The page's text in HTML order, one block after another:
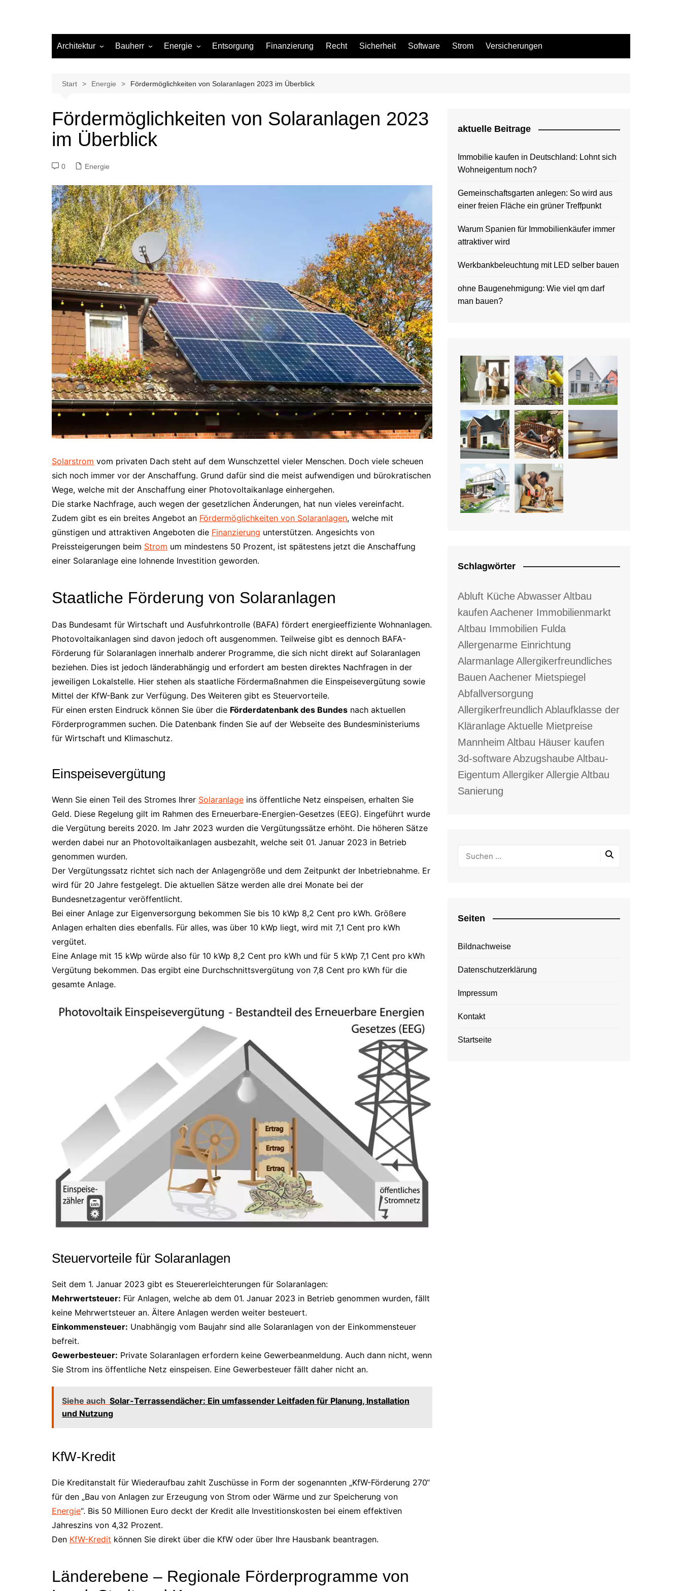
Architektur Bauherr
Beleuchtung
Büro
Materialien
Ökologisch bauen
Hygiene
Energie
Gas
Entsorgung Finanzierung Recht Sicherheit Software Strom Versicherungen
Start Energie Fördermöglichkeiten von Solaranlagen 2023 im Überblick
Fördermöglichkeiten von Solaranlagen 2023
im Überblick
0 Energie
Solarstrom vom privaten Dach steht auf dem Wunschzettel vieler Menschen. Doch viele scheuen
sich noch immer vor der Anschaffung. Grund dafür sind die meist aufwendigen und bürokratischen
Wege, welche mit der Anschaffung einer Photovoltaikanlage einhergehen.
Die starke Nachfrage, auch wegen der gesetzlichen Änderungen, hat nun vieles vereinfacht.
Zudem gibt es ein breites Angebot an Fördermöglichkeiten von Solaranlagen, welche mit
günstigen und attraktiven Angeboten die Finanzierung unterstützen. Angesichts von
Preissteigerungen beim Strom um mindestens 50 Prozent, ist spätestens jetzt die Anschaffung
einer Solaranlage eine lohnende Investition geworden.
Staatliche Förderung von Solaranlagen
Das Bundesamt für Wirtschaft und Ausfuhrkontrolle (BAFA) fördert energieeffiziente Wohnanlagen.
Photovoltaikanlagen sind davon jedoch oft ausgenommen. Teilweise gibt es dennoch BAFA-
Förderung für Solaranlagen innerhalb anderer Programme, die sich nicht direkt auf Solaranlagen
beziehen. Dies ist jedoch länderabhängig und erfordert am besten direktes Nachfragen in der
jeweiligen Lokalstelle. Hier stehen als staatliche Fördermaßnahmen die Einspeisevergütung sowie
Mittel der KfW-Bank zur Verfügung. Des Weiteren gibt es Steuervorteile.
Für einen ersten Eindruck können Sie über die Förderdatenbank des Bundes nach aktuellen
Förderprogrammen suchen. Die Datenbank finden Sie auf der Webseite des Bundesministeriums
für Wirtschaft und Klimaschutz.
Einspeisevergütung
Wenn Sie einen Teil des Stromes Ihrer Solaranlage ins öffentliche Netz einspeisen, erhalten Sie
Geld. Diese Regelung gilt im Rahmen des Erneuerbare-Energien-Gesetzes (EEG). Eingeführt wurde
die Vergütung bereits 2020. Im Jahr 2023 wurden die Vergütungssätze erhöht. Die höheren Sätze
werden dabei nur an Photovoltaikanlagen ausbezahlt, welche seit 01. Januar 2023 in Betrieb
genommen wurden.
Der Vergütungssatz richtet sich nach der Anlagengröße und dem Zeitpunkt der Inbetriebnahme. Er
wird für 20 Jahre festgelegt. Die aktuellen Sätze werden alle drei Monate bei der
Bundesnetzagentur veröffentlicht.
Bei einer Anlage zur Eigenversorgung bekommen Sie bis 10 kWp 8,2 Cent pro kWh. Größere
Anlagen erhalten dies ebenfalls. Für alles, was über 10 kWp liegt, wird mit 7,1 Cent pro kWh
vergütet.
Eine Anlage mit 15 kWp würde also für 10 kWp 8,2 Cent pro kWh und für 5 kWp 7,1 Cent pro kWh
Vergütung bekommen. Das ergibt eine Durchschnittsvergütung von 7,8 Cent pro kWh für die
gesamte Anlage.
Steuervorteile für Solaranlagen
Seit dem 1. Januar 2023 gibt es Steuererleichterungen für Solaranlagen:
Mehrwertsteuer: Für Anlagen, welche ab dem 01. Januar 2023 in Betrieb genommen wurden, fällt
keine Mehrwertsteuer an. Ältere Anlagen werden weiter besteuert.
Einkommensteuer: Unabhängig vom Baujahr sind alle Solaranlagen von der Einkommensteuer
befreit.
Gewerbesteuer: Private Solaranlagen erfordern keine Gewerbeanmeldung. Auch dann nicht, wenn
Sie Strom ins öffentliche Netz einspeisen. Eine Gewerbesteuer fällt daher nicht an.
Siehe auch Solar-Terrassendächer: Ein umfassender Leitfaden für Planung, Installation
und Nutzung
KfW-Kredit
Die Kreditanstalt für Wiederaufbau zahlt Zuschüsse in Form der sogenannten „KfW-Förderung 270“
für den „Bau von Anlagen zur Erzeugung von Strom oder Wärme und zur Speicherung von
Energie“. Bis 50 Millionen Euro deckt der Kredit alle Investitionskosten bei einem effektiven
Jahreszins von 4,32 Prozent.
Den KfW-Kredit können Sie direkt über die KfW oder über Ihre Hausbank beantragen.
Länderebene – Regionale Förderprogramme von
aktuelle Beitrage
Immobilie kaufen in Deutschland: Lohnt sich
Wohneigentum noch?
Gemeinschaftsgarten anlegen: So wird aus
einer freien Fläche ein grüner Treffpunkt
Warum Spanien für Immobilienkäufer immer
attraktiver wird
Werkbankbeleuchtung mit LED selber bauen
ohne Baugenehmigung: Wie viel qm darf
man bauen?
Schlagwörter
Abluft KücheAbwasserAltbau
kaufen Aachener Immobilienmarkt
Altbau Immobilien Fulda
Allergenarme Einrichtung
AlarmanlageAllergikerfreundliches
Bauen Aachener Mietspiegel
Abfallversorgung
Allergikerfreundlich Ablaufklasse der
KläranlageAktuelle Mietpreise
Mannheim Altbau Häuser kaufen
3d-softwareAbzugshaubeAltbau-
Eigentum AllergikerAllergieAltbau
Sanierung
Seiten
Bildnachweise
Datenschutzerklärung
Impressum
Kontakt
Startseite